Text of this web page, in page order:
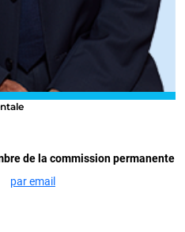
de la commission permanente
par email